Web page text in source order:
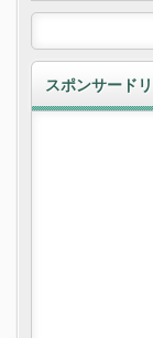
スポンサード